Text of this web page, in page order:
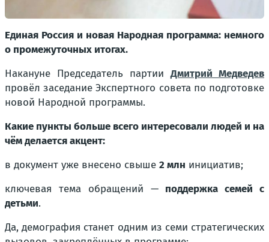
Единая Россия и новая Народная программа: немного
о промежуточных итогах.
Накануне Председатель партииДмитрий Медведев
провёл заседание Экспертного совета по подготовке
новой Народной программы.
Какие пункты больше всего интересовали людей и на
чём делается акцент:
в документ уже внесено свыше 2 млн инициатив;
ключевая тема обращений — поддержка семей с
детьми.
Да, демография станет одним из семи стратегических